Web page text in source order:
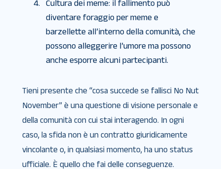
Cultura dei meme: il fallimento può
diventare foraggio per meme e
barzellette all’interno della comunità, che
possono alleggerire l’umore ma possono
anche esporre alcuni partecipanti.
Tieni presente che “cosa succede se fallisci No Nut
November” è una questione di visione personale e
della comunità con cui stai interagendo. In ogni
caso, la sfida non è un contratto giuridicamente
vincolante o, in qualsiasi momento, ha uno status
ufficiale. È quello che fai delle conseguenze.